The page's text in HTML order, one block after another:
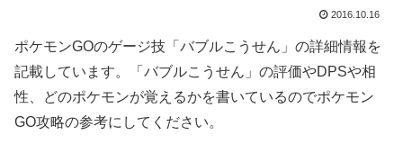
2016.10.16
ポケモンGOのゲージ技「バブルこうせん」の詳細情報を
記載しています。「バブルこうせん」の評価やDPSや相
性、どのポケモンが覚えるかを書いているのでポケモン
GO攻略の参考にしてください。